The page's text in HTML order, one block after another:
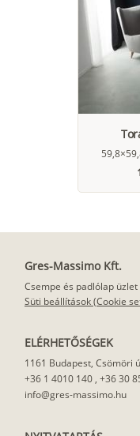
Gres-Massimo Kft.
Csempe és padlólap üzlet
Süti beállítások (Cookie
ELÉRHETŐSÉGEK
1161 Budapest, Csömöri
+36 1 4010 140 , +36 30
info@gres-massimo.hu